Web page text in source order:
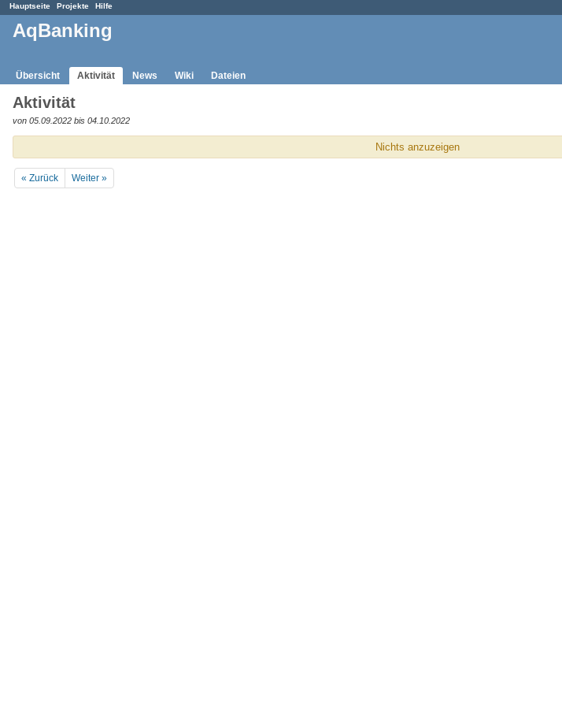
Hauptseite Projekte Hilfe
AqBanking
Übersicht Aktivität News Wiki Dateien
Aktivität
von 05.09.2022 bis 04.10.2022
Nichts anzuzeigen
« Zurück Weiter »